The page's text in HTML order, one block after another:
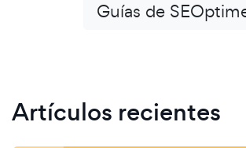
Guías de
Artículos recientes